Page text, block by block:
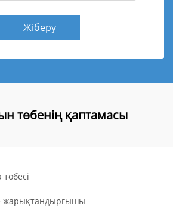
Жіберу
төбенің қаптамасы
жарықтандырғышы